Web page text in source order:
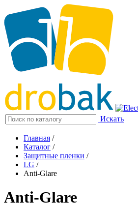
Искать
Главная /
Каталог /
Защитные пленки /
LG /
Anti-Glare
Anti-Glare